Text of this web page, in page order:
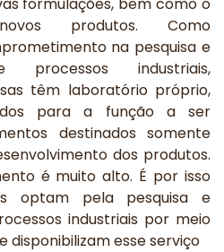
produtos. Como
na pesquisa e
processos industriais,
têm laboratório próprio,
para a função a ser
destinados somente
dos produtos.
é muito alto. É por isso
optam pela pesquisa e
industriais por meio
disponibilizam esse serviço